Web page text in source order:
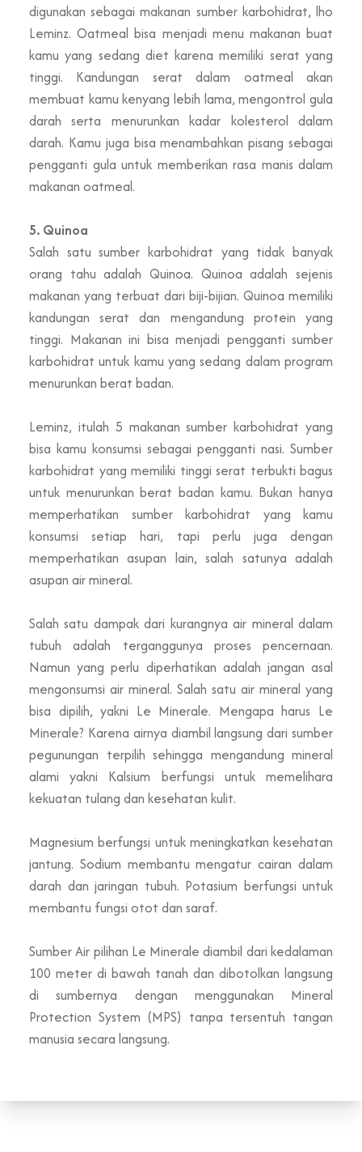
digunakan sebagai makanan sumber karbohidrat, lho
Leminz. Oatmeal bisa menjadi menu makanan buat
kamu yang sedang diet karena memiliki serat yang
tinggi. Kandungan serat dalam oatmeal akan
membuat kamu kenyang lebih lama, mengontrol gula
darah serta menurunkan kadar kolesterol dalam
darah. Kamu juga bisa menambahkan pisang sebagai
pengganti gula untuk memberikan rasa manis dalam
makanan oatmeal.
5. Quinoa
Salah satu sumber karbohidrat yang tidak banyak
orang tahu adalah Quinoa. Quinoa adalah sejenis
makanan yang terbuat dari biji-bijian. Quinoa memiliki
kandungan serat dan mengandung protein yang
tinggi. Makanan ini bisa menjadi pengganti sumber
karbohidrat untuk kamu yang sedang dalam program
menurunkan berat badan.
Leminz, itulah 5 makanan sumber karbohidrat yang
bisa kamu konsumsi sebagai pengganti nasi. Sumber
karbohidrat yang memiliki tinggi serat terbukti bagus
untuk menurunkan berat badan kamu. Bukan hanya
memperhatikan sumber karbohidrat yang kamu
konsumsi setiap hari, tapi perlu juga dengan
memperhatikan asupan lain, salah satunya adalah
asupan air mineral.
Salah satu dampak dari kurangnya air mineral dalam
tubuh adalah terganggunya proses pencernaan.
Namun yang perlu diperhatikan adalah jangan asal
mengonsumsi air mineral. Salah satu air mineral yang
bisa dipilih, yakni Le Minerale. Mengapa harus Le
Minerale? Karena airnya diambil langsung dari sumber
pegunungan terpilih sehingga mengandung mineral
alami yakni Kalsium berfungsi untuk memelihara
kekuatan tulang dan kesehatan kulit.
Magnesium berfungsi untuk meningkatkan kesehatan
jantung. Sodium membantu mengatur cairan dalam
darah dan jaringan tubuh. Potasium berfungsi untuk
membantu fungsi otot dan saraf.
Sumber Air pilihan Le Minerale diambil dari kedalaman
100 meter di bawah tanah dan dibotolkan langsung
di sumbernya dengan menggunakan Mineral
Protection System (MPS) tanpa tersentuh tangan
manusia secara langsung.